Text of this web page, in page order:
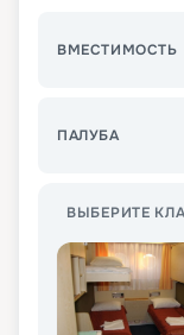
ВМЕСТИМОСТЬ
ПАЛУБА
ВЫБЕРИТЕ